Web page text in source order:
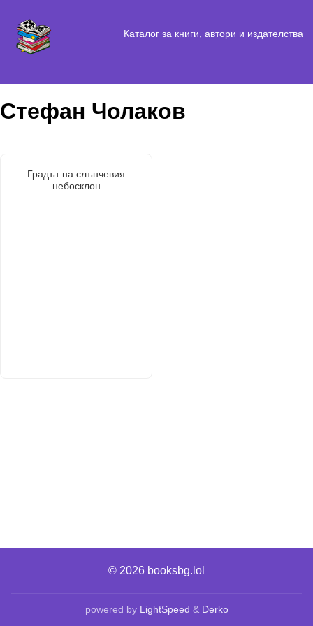
Каталог за книги, автори и издателства
Стефан Чолаков
Градът на слънчевия
небосклон
© 2026 booksbg.lol
powered by LightSpeed & Derko